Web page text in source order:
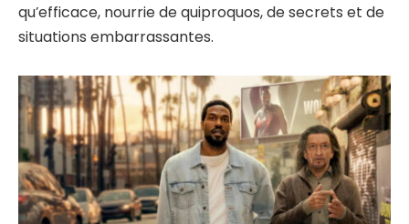
qu’efficace, nourrie de quiproquos, de secrets et de
situations embarrassantes.